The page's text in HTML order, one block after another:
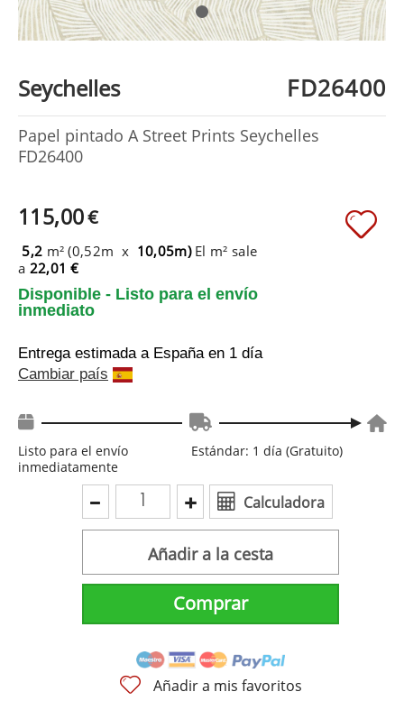
Seychelles FD26400
Papel pintado A Street Prints Seychelles
FD26400
115,00€
5,2 m² (0,52m x 10,05m) El m² sale
a 22,01 €
Disponible - Listo para el envío
inmediato
Entrega estimada a España en 1 día
Cambiar país
Listo para el envío
inmediatamente
Estándar: 1 día (Gratuito)
Calculadora
Añadir a la cesta
Comprar
Añadir a mis favoritos